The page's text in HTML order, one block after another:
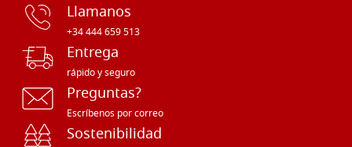
Llamanos
+34 444 659 513
Entrega
rápido y seguro
Preguntas?
Escríbenos por correo
Sostenibilidad